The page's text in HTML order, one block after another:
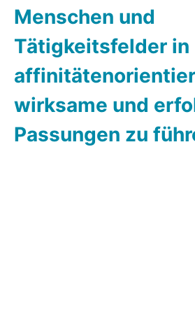
Menschen und
Tätigkeitsfelder in
wirksame und
Passungen zu